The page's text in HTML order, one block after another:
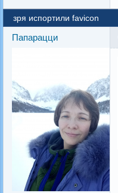
зря испортили favicon
Папарацци